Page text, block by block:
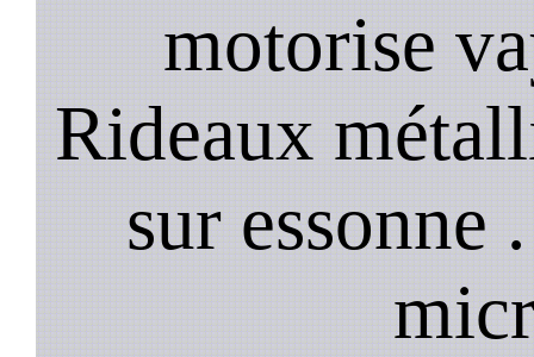
motorise
Rideaux
sur essonne